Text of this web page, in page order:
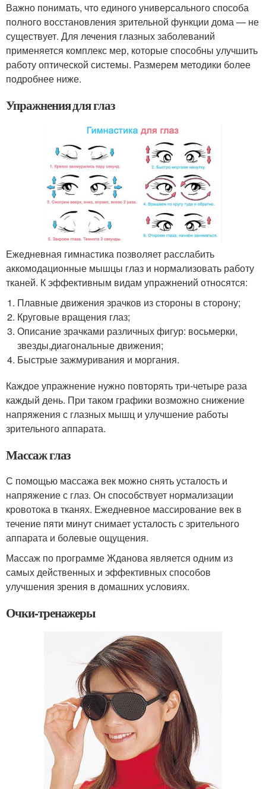
Важно понимать, что единого универсального способа
полного восстановления зрительной функции дома — не
существует. Для лечения глазных заболеваний
применяется комплекс мер, которые способны улучшить
работу оптической системы. Размерем методики более
подробнее ниже.
Упражнения для глаз
Ежедневная гимнастика позволяет расслабить
аккомодационные мышцы глаз и нормализовать работу
тканей. К эффективным видам упражнений относятся:
Плавные движения зрачков из стороны в сторону;
Круговые вращения глаз;
Описание зрачками различных фигур: восьмерки,
звезды,диагональные движения;
Быстрые зажмуривания и моргания.
Каждое упражнение нужно повторять три-четыре раза
каждый день. При таком графики возможно снижение
напряжения с глазных мышц и улучшение работы
зрительного аппарата.
Массаж глаз
С помощью массажа век можно снять усталость и
напряжение с глаз. Он способствует нормализации
кровотока в тканях. Ежедневное массирование век в
течение пяти минут снимает усталость с зрительного
аппарата и болевые ощущения.
Массаж по программе Жданова является одним из
самых действенных и эффективных способов
улучшения зрения в домашних условиях.
Очки-тренажеры